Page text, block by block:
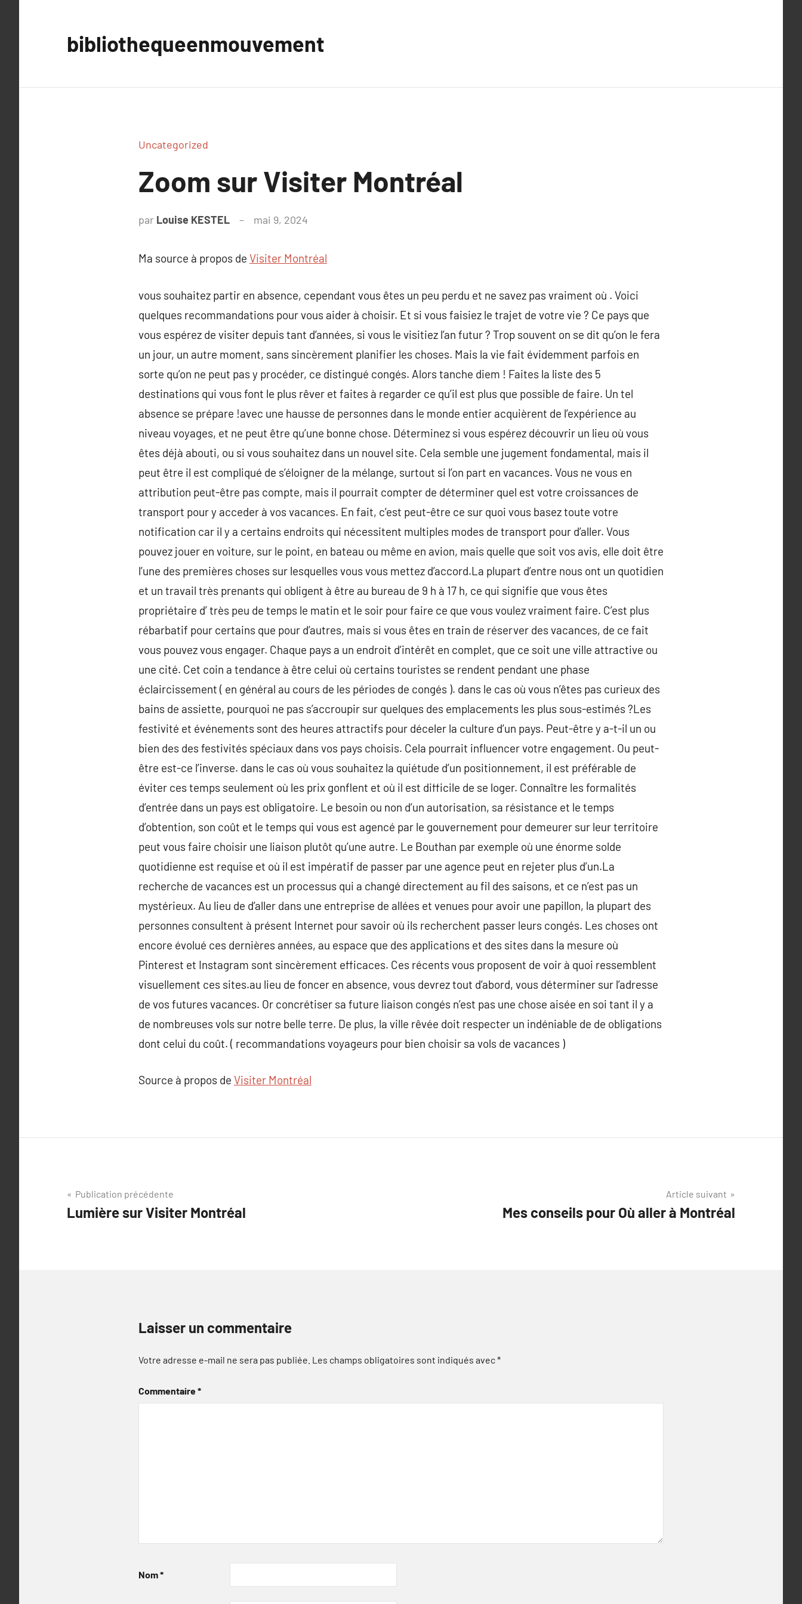
bibliothequeenmouvement
Uncategorized
Zoom sur Visiter Montréal
par Louise KESTEL mai 9, 2024
Ma source à propos de Visiter Montréal
vous souhaitez partir en absence, cependant vous êtes un peu perdu et ne savez pas vraiment où . Voici
quelques recommandations pour vous aider à choisir. Et si vous faisiez le trajet de votre vie ? Ce pays que
vous espérez de visiter depuis tant d’années, si vous le visitiez l’an futur ? Trop souvent on se dit qu’on le fera
un jour, un autre moment, sans sincèrement planifier les choses. Mais la vie fait évidemment parfois en
sorte qu’on ne peut pas y procéder, ce distingué congés. Alors tanche diem ! Faites la liste des 5
destinations qui vous font le plus rêver et faites à regarder ce qu’il est plus que possible de faire. Un tel
absence se prépare !avec une hausse de personnes dans le monde entier acquièrent de l’expérience au
niveau voyages, et ne peut être qu’une bonne chose. Déterminez si vous espérez découvrir un lieu où vous
êtes déjà abouti, ou si vous souhaitez dans un nouvel site. Cela semble une jugement fondamental, mais il
peut être il est compliqué de s’éloigner de la mélange, surtout si l’on part en vacances. Vous ne vous en
attribution peut-être pas compte, mais il pourrait compter de déterminer quel est votre croissances de
transport pour y acceder à vos vacances. En fait, c’est peut-être ce sur quoi vous basez toute votre
notification car il y a certains endroits qui nécessitent multiples modes de transport pour d’aller. Vous
pouvez jouer en voiture, sur le point, en bateau ou même en avion, mais quelle que soit vos avis, elle doit être
l’une des premières choses sur lesquelles vous vous mettez d’accord.La plupart d’entre nous ont un quotidien
et un travail très prenants qui obligent à être au bureau de 9 h à 17 h, ce qui signifie que vous êtes
propriétaire d’ très peu de temps le matin et le soir pour faire ce que vous voulez vraiment faire. C’est plus
rébarbatif pour certains que pour d’autres, mais si vous êtes en train de réserver des vacances, de ce fait
vous pouvez vous engager. Chaque pays a un endroit d’intérêt en complet, que ce soit une ville attractive ou
une cité. Cet coin a tendance à être celui où certains touristes se rendent pendant une phase
éclaircissement ( en général au cours de les périodes de congés ). dans le cas où vous n’êtes pas curieux des
bains de assiette, pourquoi ne pas s’accroupir sur quelques des emplacements les plus sous-estimés ?Les
festivité et événements sont des heures attractifs pour déceler la culture d’un pays. Peut-être y a-t-il un ou
bien des des festivités spéciaux dans vos pays choisis. Cela pourrait influencer votre engagement. Ou peut-
être est-ce l’inverse. dans le cas où vous souhaitez la quiétude d’un positionnement, il est préférable de
éviter ces temps seulement où les prix gonflent et où il est difficile de se loger. Connaître les formalités
d’entrée dans un pays est obligatoire. Le besoin ou non d’un autorisation, sa résistance et le temps
d’obtention, son coût et le temps qui vous est agencé par le gouvernement pour demeurer sur leur territoire
peut vous faire choisir une liaison plutôt qu’une autre. Le Bouthan par exemple où une énorme solde
quotidienne est requise et où il est impératif de passer par une agence peut en rejeter plus d’un.La
recherche de vacances est un processus qui a changé directement au fil des saisons, et ce n’est pas un
mystérieux. Au lieu de d’aller dans une entreprise de allées et venues pour avoir une papillon, la plupart des
personnes consultent à présent Internet pour savoir où ils recherchent passer leurs congés. Les choses ont
encore évolué ces dernières années, au espace que des applications et des sites dans la mesure où
Pinterest et Instagram sont sincèrement efficaces. Ces récents vous proposent de voir à quoi ressemblent
visuellement ces sites.au lieu de foncer en absence, vous devrez tout d’abord, vous déterminer sur l’adresse
de vos futures vacances. Or concrétiser sa future liaison congés n’est pas une chose aisée en soi tant il y a
de nombreuses vols sur notre belle terre. De plus, la ville rêvée doit respecter un indéniable de de obligations
dont celui du coût. ( recommandations voyageurs pour bien choisir sa vols de vacances )
Source à propos de Visiter Montréal
Navigation
de
Publication précédente
Lumière sur Visiter Montréal
Article suivant
Mes conseils pour Où aller à Montréal
Laisser un commentaire
Votre adresse e-mail ne sera pas publiée. Les champs obligatoires sont indiqués avec*
Commentaire*
Nom*